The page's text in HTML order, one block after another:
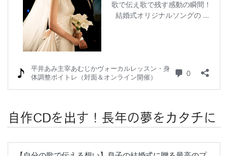
自作CDを出す！長年の夢をカタチに